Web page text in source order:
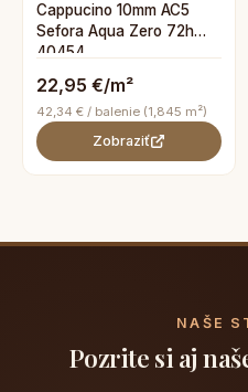
Cappucino 10mm AC5
Sefora Aqua Zero 72h
40454
22,95 €/m²
42,34 € / balenie (1,845 m²)
Zobraziť
NAŠE
Pozrite si aj